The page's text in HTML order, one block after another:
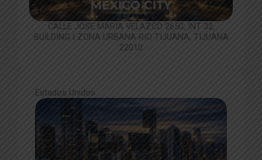
CALLE JOSE MARIA VELAZCO 2650, INT 32,
BUILDING I ZONA URBANA RIO TIJUANA, TIJUANA
22010
Estados Unidos